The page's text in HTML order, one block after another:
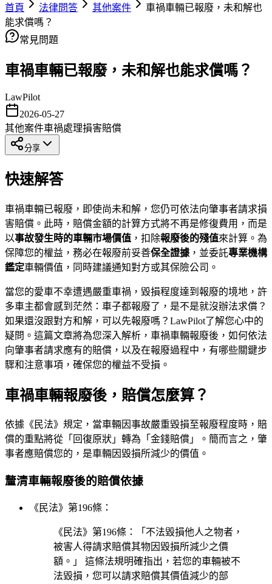
首頁
法律問答 其他案件
車禍車輛已報廢，未和解也
能求償嗎？
常見問題
車禍車輛已報廢，未和解也能求償嗎？
LawPilot
2026-05-27
其他案件車禍處理損害賠償
分享
快速解答
車禍車輛已報廢，即使尚未和解，您仍可依法向肇事者請求損
害賠償。此時，賠償金額的計算方式將不再是修復費用，而是
以事故發生時的車輛市場價值 ，扣除報廢後的殘值來計算。為
保障您的權益，務必在報廢前妥善保全證據 ，並委託專業機構
鑑定車輛價值，同時建議通知對方或其保險公司。
當您的愛車不幸遭遇嚴重車禍，毀損程度達到報廢的境地，許
多車主都會感到茫然：車子都報廢了，是不是就沒辦法求償？
如果還沒跟對方和解，可以先報廢嗎？LawPilot了解您心中的
疑問。這篇文章將為您深入解析，車禍車輛報廢後，如何依法
向肇事者請求應有的賠償，以及在報廢過程中，有哪些關鍵步
驟和注意事項，確保您的權益不受損。
車禍車輛報廢後，賠償怎麼算？
依據《民法》規定，當車輛因事故嚴重毀損至報廢程度時，賠
償的重點將從「回復原狀」轉為「金錢賠償」。簡而言之，肇
事者應賠償您的，是車輛因毀損所減少的價值。
釐清車輛報廢後的賠償依據
《民法》第196條：
《民法》第196條：「不法毀損他人之物者，
被害人得請求賠償其物因毀損所減少之價
額。」 這條法規明確指出，若您的車輛被不
法毀損，您可以請求賠償其價值減少的部